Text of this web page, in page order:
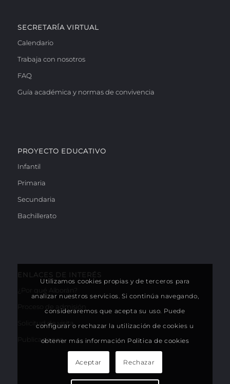
SECRETARÍA VIRTUAL
Calendario
Trabaja con nosotros
FAQ
Guía académica y normas de convivencia
PROYECTO EDUCATIVO
Infantil
Primaria
Secundaria
Bachillerato
ENLACES DE INTERÉS
¿Por qué Alborán?
Proceso de admisión
Solicitud de visita
Publicaciones
Utilizamos cookies propias y de terceros para
analizar nuestros servicios. Si continúa navegando,
consideraremos que acepta su uso. Puede
configurar o rechazar la utilización de cookies u
obtener más información Politica de cookies
Aceptar Rechazar